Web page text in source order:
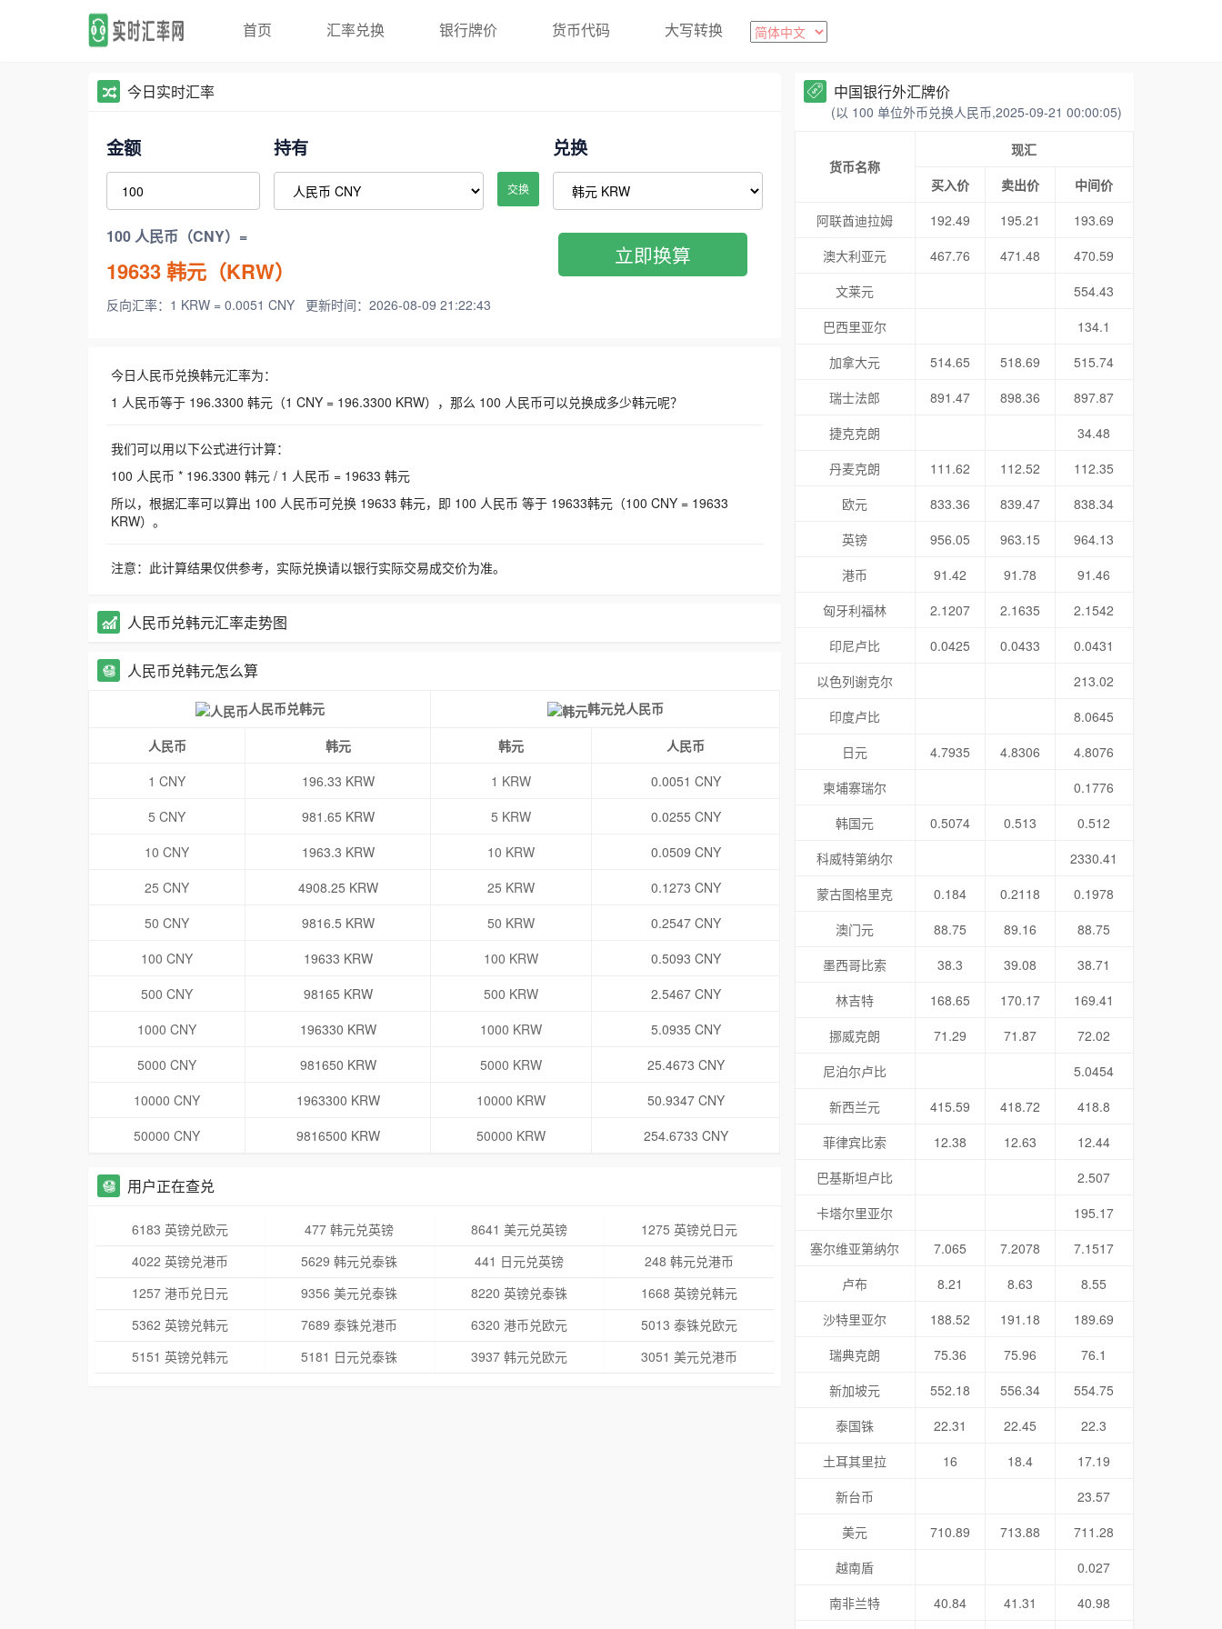
首页 汇率兑换 银行牌价 货币代码 大写转换
今日实时汇率
金额 持有
交换
兑换
100 人民币（CNY）=
19633韩元（KRW）
反向汇率：1 KRW = 0.0051 CNY 更新时间：2026-08-09 21:22:43
立即换算
今日人民币兑换韩元汇率为：
1 人民币等于 196.3300 韩元（1 CNY = 196.3300 KRW），那么 100 人民币可以兑换成多少韩元呢？
我们可以用以下公式进行计算：
100 人民币 * 196.3300 韩元 / 1 人民币 = 19633 韩元
所以，根据汇率可以算出 100 人民币可兑换 19633 韩元，即 100 人民币 等于 19633韩元（100 CNY = 19633
KRW）。
注意：此计算结果仅供参考，实际兑换请以银行实际交易成交价为准。
人民币兑韩元汇率走势图
人民币兑韩元怎么算
人民币兑韩元 韩元兑人民币
人民币 韩元 韩元
人民币
1 CNY
196.33 KRW 1 KRW
0.0051 CNY
5 CNY
981.65 KRW 5 KRW
0.0255 CNY
10 CNY
1963.3 KRW 10 KRW
0.0509 CNY
25 CNY
4908.25 KRW 25 KRW
0.1273 CNY
50 CNY
9816.5 KRW 50 KRW
0.2547 CNY
100 CNY
19633 KRW 100 KRW
0.5093 CNY
500 CNY
98165 KRW 500 KRW
2.5467 CNY
1000 CNY
196330 KRW 1000 KRW
5.0935 CNY
5000 CNY
981650 KRW 5000 KRW
25.4673 CNY
10000 CNY
1963300 KRW 10000 KRW
50.9347 CNY
50000 CNY
9816500 KRW 50000 KRW 254.6733 CNY
用户正在查兑
6183 英镑兑欧元 477 韩元兑英镑 8641 美元兑英镑
1275 英镑兑日元
4022 英镑兑港币
5629 韩元兑泰铢 441 日元兑英镑
248 韩元兑港币
1257 港币兑日元
9356 美元兑泰铢 8220 英镑兑泰铢
1668 英镑兑韩元
5362 英镑兑韩元
7689 泰铢兑港币 6320 港币兑欧元
5013 泰铢兑欧元
5151 英镑兑韩元
5181 日元兑泰铢 3937 韩元兑欧元 3051 美元兑港币
中国银行外汇牌价
(以 100 单位外币兑换人民币,2025-09-21 00:00:05)
货币名称
现汇
买入价
卖出价
中间价
阿联酋迪拉姆
192.49 195.21
193.69
澳大利亚元
467.76 471.48
470.59
文莱元
554.43
巴西里亚尔
134.1
加拿大元
514.65 518.69
515.74
瑞士法郎
891.47 898.36
897.87
捷克克朗
34.48
丹麦克朗
111.62 112.52
112.35
欧元
833.36 839.47
838.34
英镑
956.05 963.15
964.13
港币
91.42 91.78
91.46
匈牙利福林
2.1207 2.1635
2.1542
印尼卢比
0.0425 0.0433
0.0431
以色列谢克尔
213.02
印度卢比
8.0645
日元
4.7935 4.8306
4.8076
柬埔寨瑞尔
0.1776
韩国元
0.5074 0.513
0.512
科威特第纳尔
2330.41
蒙古图格里克
0.184 0.2118
0.1978
澳门元
88.75 89.16
88.75
墨西哥比索
38.3 39.08
38.71
林吉特
168.65 170.17
169.41
挪威克朗
71.29 71.87
72.02
尼泊尔卢比
5.0454
新西兰元
415.59 418.72
418.8
菲律宾比索
12.38 12.63
12.44
巴基斯坦卢比
2.507
卡塔尔里亚尔
195.17
塞尔维亚第纳尔
7.065 7.2078
7.1517
卢布
8.21 8.63
8.55
沙特里亚尔
188.52 191.18
189.69
瑞典克朗
75.36 75.96
76.1
新加坡元
552.18 556.34
554.75
泰国铢
22.31 22.45
22.3
土耳其里拉
16 18.4
17.19
新台币
23.57
美元
710.89 713.88
711.28
越南盾
0.027
南非兰特
40.84 41.31 40.98